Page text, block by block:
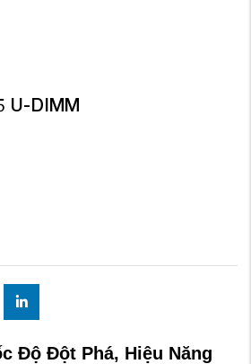
U-DIMM
Độ Đột Phá, Hiệu Năng